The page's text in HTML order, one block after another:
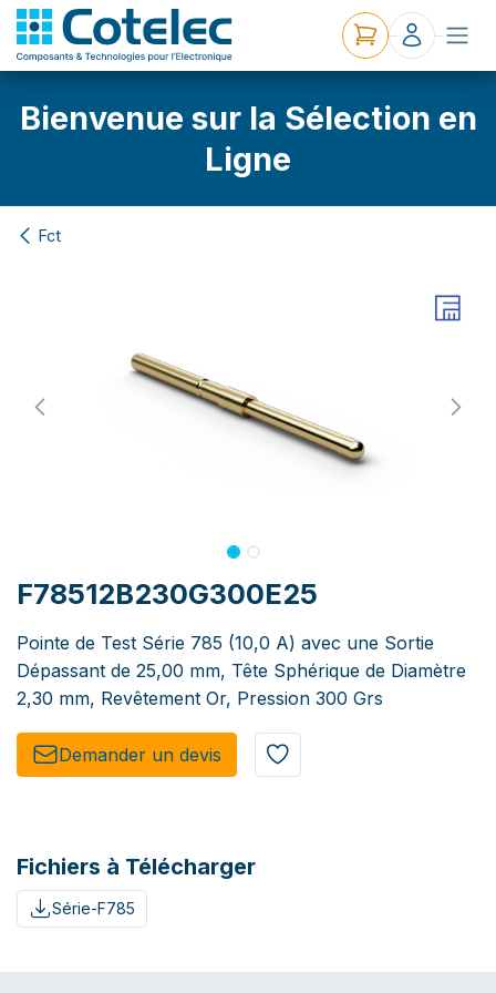
Bienvenue sur la Sélection en
Ligne
Fct
F78512B230G300E25
Pointe de Test Série 785 (10,0 A) avec une Sortie
Dépassant de 25,00 mm, Tête Sphérique de Diamètre
2,30 mm, Revêtement Or, Pression 300 Grs
Demander un de​​vis​​
Fichiers à Télécharger
Série-F785